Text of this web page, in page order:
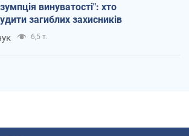
винуватості": хто
загиблих захисників
6,5 т.